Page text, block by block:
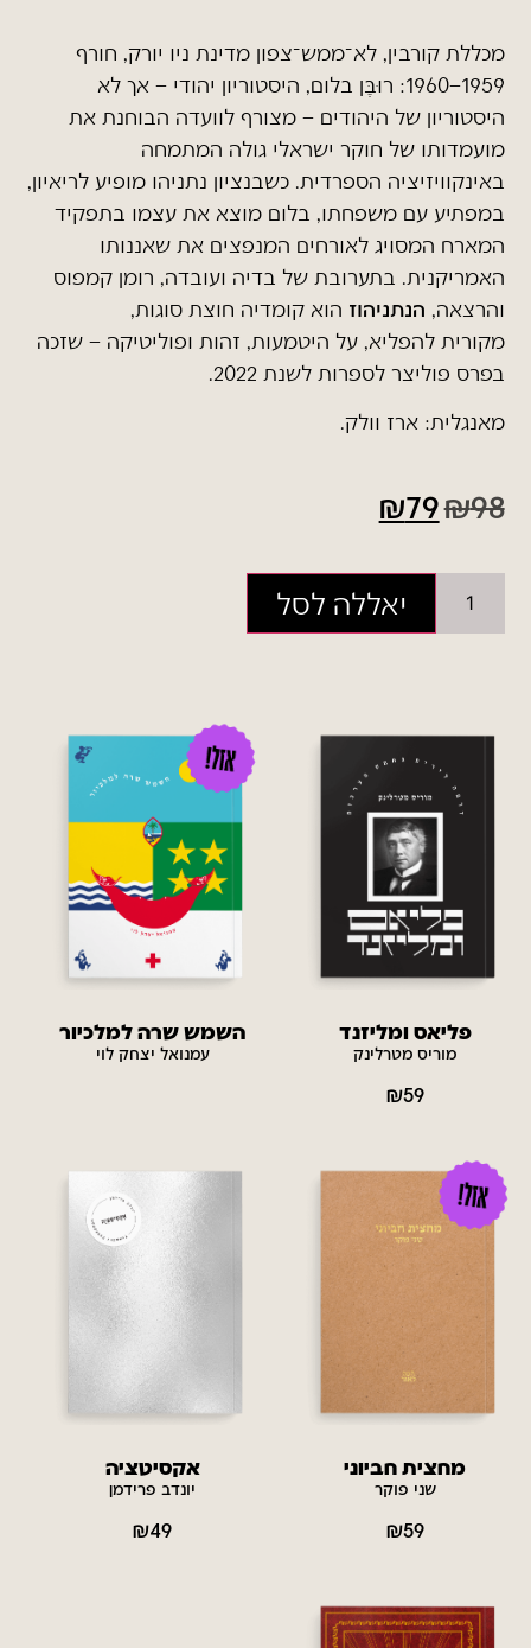
מכללת קורבין, לא־ממש־צפון מדינת ניו יורק, חורף
1959
–
1960: רוּבֶּן בלום, היסטוריון יהודי – אך לא
היסטוריון של היהודים – מצורף לוועדה הבוחנת את
מועמדותו של חוקר ישראלי גולה המתמחה
באינקוויזיציה הספרדית. כשבנציון נתניהו מופיע לריאיון,
במפתיע עם משפחתו, בלום מוצא את עצמו בתפקיד
המארח המסויג לאורחים המנפצים את שאננותו
האמריקנית. בתערובת של בדיה ועובדה, רומן קמפוס
והרצאה, הנתניהוז הוא קומדיה חוצת סוגות,
מקוריתלהפליא, על היטמעות, זהות ופוליטיקה – שזכה
בפרס פוליצר לספרות לשנת 2022.
מאנגלית: ארז וולק.
₪98
₪79
יאללה לסל
פליאס ומליזנד
מוריס מטרלינק
₪59
השמש שרה למלכיור
עמנואל יצחק לוי
מחצית חביוני
שני פוקר
₪59
אקסיטציה
יונדב פרידמן
₪49